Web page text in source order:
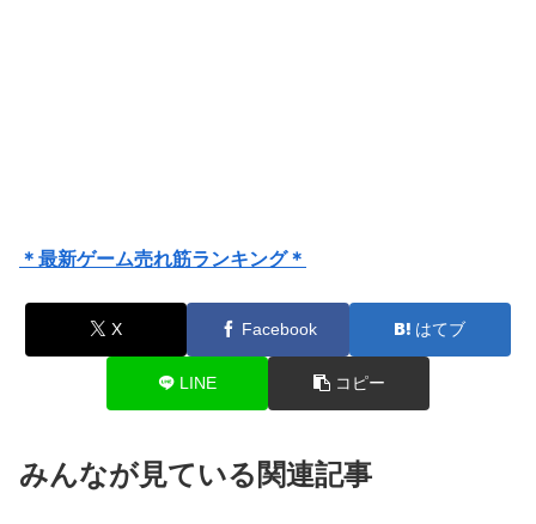
＊最新ゲーム売れ筋ランキング＊
X Facebook はてブ
LINE コピー
みんなが見ている関連記事